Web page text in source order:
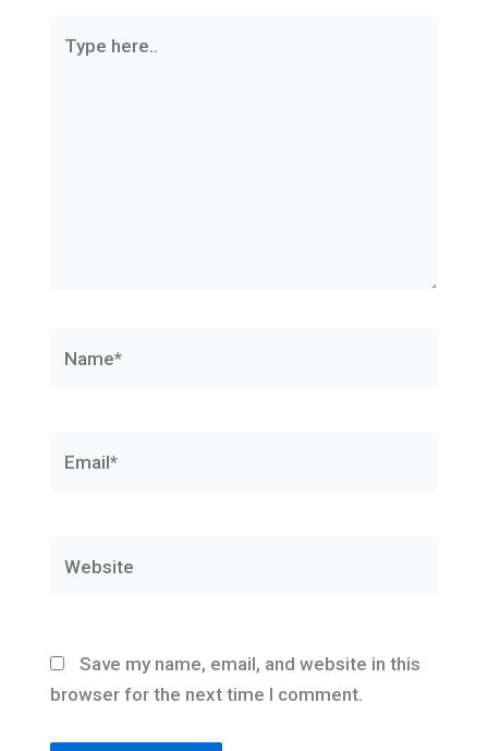
here..
Save my name, email, and website in this
browser for the next time I comment.